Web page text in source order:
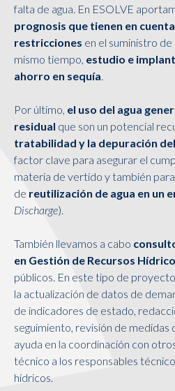
falta de agua. En ESOLVE
prognosis que tienen en
restricciones en el suministro
mismo tiempo, estudio e
ahorro en sequía.
Por último, el uso del agua
residual que son un potencial
tratabilidad y la depuración
factor clave para asegurar el
materia de vertido y también
de reutilización de agua en un
Discharge).
También llevamos a cabo
en Gestión de Recursos
públicos. En este tipo de
la actualización de datos de
de indicadores de estado,
seguimiento, revisión de medidas
ayuda en la coordinación con
técnico a los responsables
hídricos.